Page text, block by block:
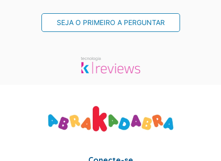
SEJA O PRIMEIRO A PERGUNTAR